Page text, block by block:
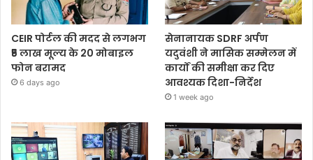
CEIR पोर्टल की मदद से लगभग
₹5 लाख मूल्य के 20 मोबाइल
फोन बरामद
6 days ago
सेनानायक SDRF अर्पण
यदुवंशी ने मासिक सम्मेलन में
कार्यों की समीक्षा कर दिए
आवश्यक दिशा-निर्देश
1 week ago